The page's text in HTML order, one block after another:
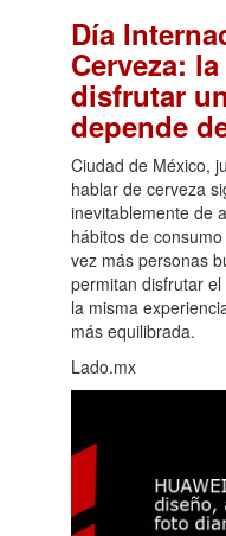
Día
Cerveza:
disfrutar
depende
Ciudad de México,
hablar de cerveza
inevitablemente de
hábitos de
vez más personas
permitan disfrutar
la misma
más equilibrada.
Lado.mx